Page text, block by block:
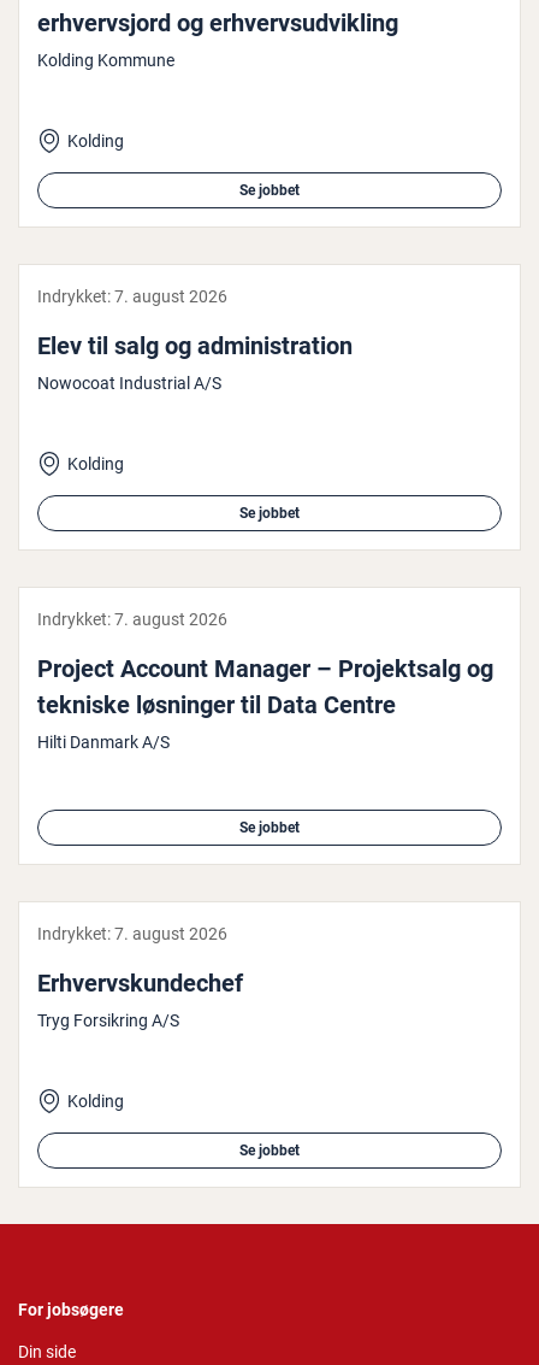
er­hvervsjord og er­hverv­s­ud­vik­ling
Kolding Kommune
Kolding
Se jobbet
Indrykket:7. august 2026
Elev til salg og ad­mi­ni­stra­tion
Nowocoat Industrial A/S
Kolding
Se jobbet
Indrykket:7. august 2026
Project Account Manager – Pro­jekt­salg og
tekniske løsninger til Data Centre
Hilti Danmark A/S
Se jobbet
Indrykket:7. august 2026
Er­hvervskun­de­chef
Tryg Forsikring A/S
Kolding
Se jobbet
For jobsøgere
Din side